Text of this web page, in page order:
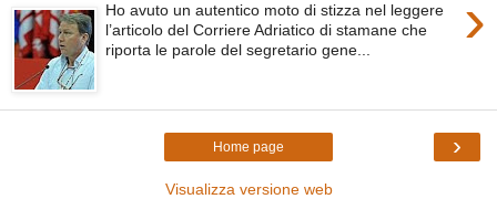
›
Ho avuto un autentico moto di stizza nel leggere
l’articolo del Corriere Adriatico di stamane che
riporta le parole del segretario gene...
›
Home page
Visualizza versione web